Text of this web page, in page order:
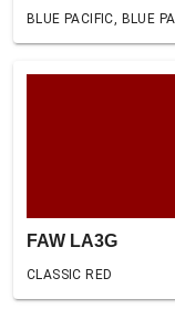
BLUE PACIFIC, BLUE
FAW LA3G
CLASSIC RED